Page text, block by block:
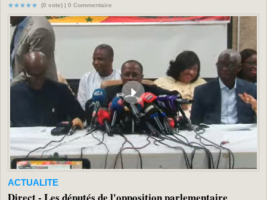
(0 vote) | 0 Commentaire
ACTUALITE